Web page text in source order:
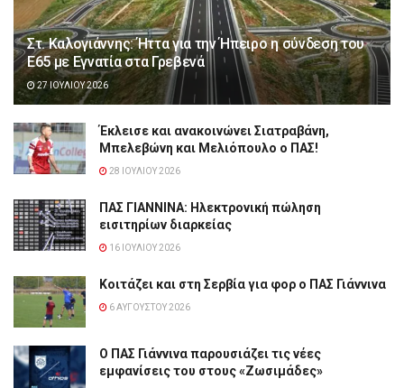
Στ. Καλογιάννης: Ήττα για την Ήπειρο η σύνδεση του
Ε65 με Εγνατία στα Γρεβενά
27 ΙΟΥΛΊΟΥ 2026
Έκλεισε και ανακοινώνει Σιατραβάνη,
Μπελεβώνη και Μελιόπουλο ο ΠΑΣ!
28 ΙΟΥΛΊΟΥ 2026
ΠΑΣ ΓΙΑΝΝΙΝΑ: Hλεκτρονική πώληση
εισιτηρίων διαρκείας
16 ΙΟΥΛΊΟΥ 2026
Κοιτάζει και στη Σερβία για φορ ο ΠΑΣ Γιάννινα
6 ΑΥΓΟΎΣΤΟΥ 2026
Ο ΠΑΣ Γιάννινα παρουσιάζει τις νέες
εμφανίσεις του στους «Ζωσιμάδες»